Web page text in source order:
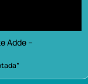
Adde –